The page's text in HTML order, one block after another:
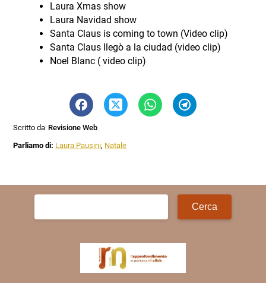
Laura Xmas show
Laura Navidad show
Santa Claus is coming to town (Video clip)
Santa Claus Ilegò a la ciudad (video clip)
Noel Blanc ( video clip)
Scritto da Revisione Web
Parliamo di: Laura Pausini, Natale
Ricerca